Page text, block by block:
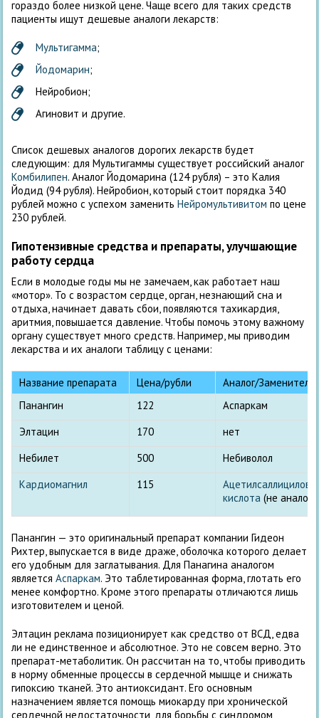
гораздо более низкой цене. Чаще всего для таких средств
пациенты ищут дешевые аналоги лекарств:
Мультигамма;
Йодомарин;
Нейробион;
Агиновит и другие.
Список дешевых аналогов дорогих лекарств будет
следующим: для Мультигаммы существует российский аналог
Комбилипен. Аналог Йодомарина (124 рубля) – это Калия
Йодид (94 рубля). Нейробион, который стоит порядка 340
рублей можно с успехом заменитьНейромультивитом по цене
230 рублей.
Гипотензивные средства и препараты, улучшающие
работу сердца
Если в молодые годы мы не замечаем, как работает наш
«мотор». То с возрастом сердце, орган, незнающий сна и
отдыха, начинает давать сбои, появляются тахикардия,
аритмия, повышается давление. Чтобы помочь этому важному
органу существует много средств. Например, мы приводим
лекарства и их аналоги таблицу с ценами:
Название препарата Цена/рубли
Аналог/Заменитель
Панангин
122
Аспаркам
Элтацин
170
нет
Небилет
500
Небиволол
Кардиомагнил
115
кислота (не аналог)
Панангин — это оригинальный препарат компании Гидеон
Рихтер, выпускается в виде драже, оболочка которого делает
его удобным для заглатывания. Для Панагина аналогом
являетсяАспаркам. Это таблетированная форма, глотать его
менее комфортно. Кроме этого препараты отличаются лишь
изготовителем и ценой.
Элтацин реклама позиционирует как средство от ВСД, едва
ли не единственное и абсолютное. Это не совсем верно. Это
препарат-метаболитик. Он рассчитан на то, чтобы приводить
в норму обменные процессы в сердечной мышце и снижать
гипоксию тканей. Это антиоксидант. Его основным
назначением является помощь миокарду при хронической
сердечной недостаточности, для борьбы с синдромом